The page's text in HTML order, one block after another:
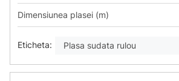
Dimensiunea plasei (m)
Eticheta: Plasa sudata rulou